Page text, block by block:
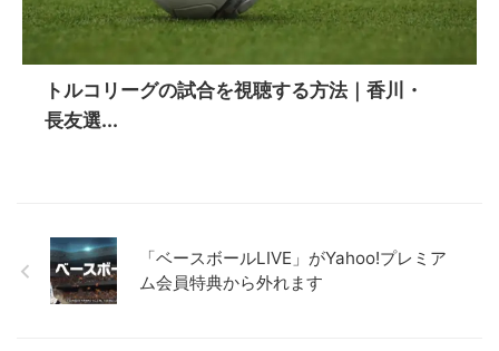
トルコリーグの試合を視聴する方法｜香川・
長友選...
「ベースボールLIVE」がYahoo!プレミア
ム会員特典から外れます